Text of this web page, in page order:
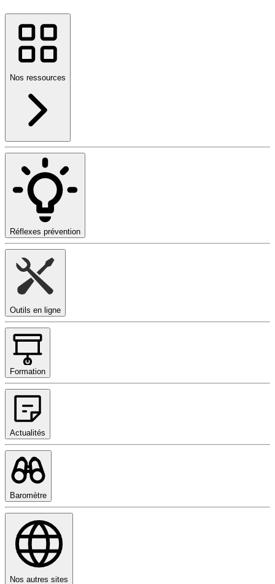
Nos ressources
Réflexes prévention
Outils en ligne
Formation
Actualités
Baromètre
Nos autres sites